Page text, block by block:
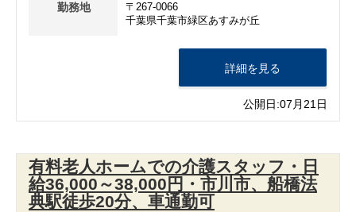
勤務地
〒267-0066
千葉県千葉市緑区あすみが丘
詳細を見る
公開日:07月21日
有料老人ホームでの介護スタッフ・日
給36,000～38,000円・市川市、船橋法
典駅徒歩20分、車通勤可